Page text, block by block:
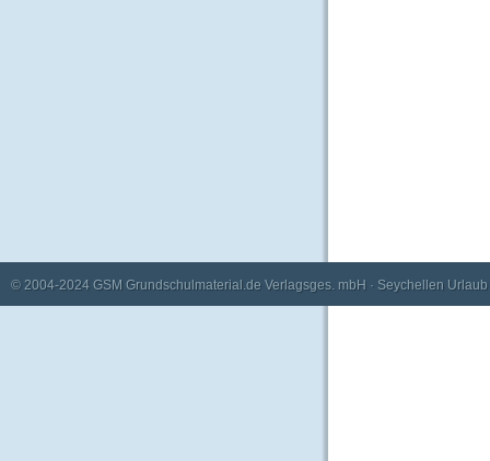
© 2004-2024 GSM Grundschulmaterial.de Verlagsges. mbH · Seychellen Urlaub